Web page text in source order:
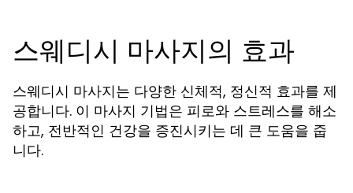
스웨디시 마사지의 효과
스웨디시 마사지는 다양한 신체적, 정신적 효과를 제
공합니다. 이 마사지 기법은 피로와 스트레스를 해소
하고, 전반적인 건강을 증진시키는 데 큰 도움을 줍
니다.